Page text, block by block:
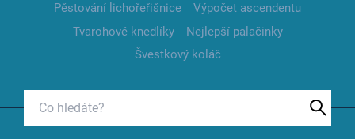
Pěstování lichořeřišnice
Výpočet ascendentu
Tvarohové knedlíky
Nejlepší palačinky
Švestkový koláč